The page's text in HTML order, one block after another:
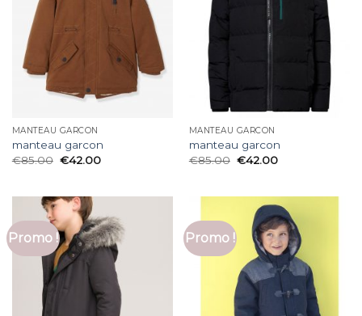
MANTEAU GARCON
manteau garcon
€85.00 €42.00
MANTEAU GARCON
manteau garcon
€85.00 €42.00
Promo ! Promo !